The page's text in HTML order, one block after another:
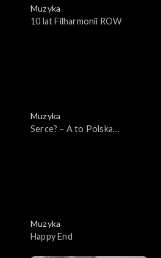
Muzyka
10 lat Filharmonii ROW
Muzyka
Serce? – A to Polska
Muzyka
Happy End